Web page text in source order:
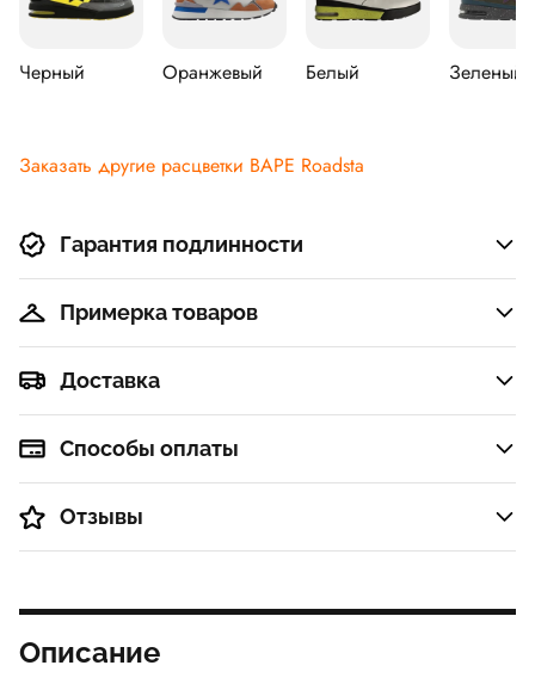
Черный Оранжевый Белый Зеленый
Заказать другие расцветки BAPE Roadsta
Гарантия подлинности
Примерка товаров
Доставка
Способы оплаты
Отзывы
Описание